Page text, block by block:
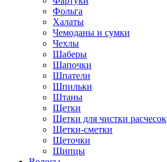
Фольга
Халаты
Чемоданы и сумки
Чехлы
Шаберы
Шапочки
Шпатели
Шпильки
Штаны
Щетки
Щетки для чистки расчесок
Щетки-сметки
Щеточки
Щипцы